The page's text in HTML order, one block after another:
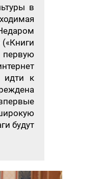
в
первую
идти к
будут